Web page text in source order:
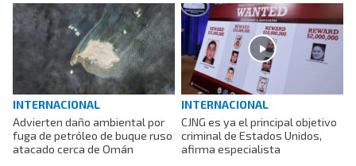
INTERNACIONAL
Advierten daño ambiental por
fuga de petróleo de buque ruso
atacado cerca de Omán
INTERNACIONAL
CJNG es ya el principal objetivo
criminal de Estados Unidos,
afirma especialista